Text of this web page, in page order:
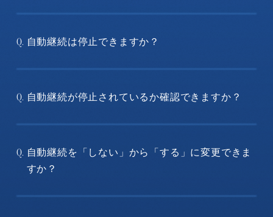
Q. 自動継続は停止できますか？
Q. 自動継続が停止されているか確認できますか？
Q. 自動継続を「しない」から「する」に変更できま
すか？